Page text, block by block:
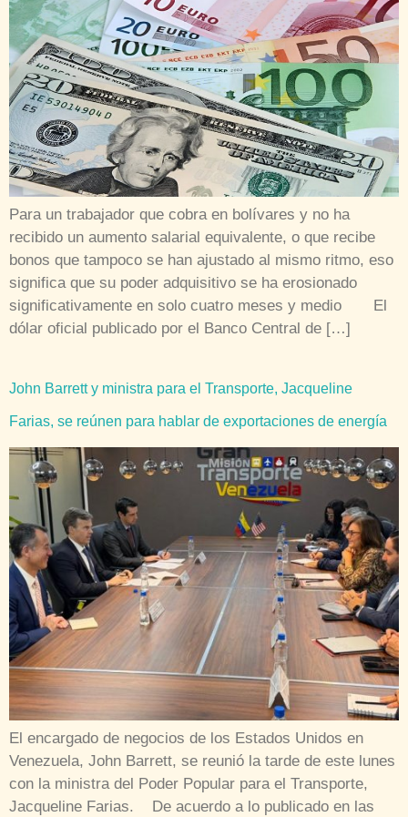
Para un trabajador que cobra en bolívares y no ha
recibido un aumento salarial equivalente, o que recibe
bonos que tampoco se han ajustado al mismo ritmo, eso
significa que su poder adquisitivo se ha erosionado
significativamente en solo cuatro meses y medio El
dólar oficial publicado por el Banco Central de […]
John Barrett y ministra para el Transporte, Jacqueline
Farias, se reúnen para hablar de exportaciones de energía
El encargado de negocios de los Estados Unidos en
Venezuela, John Barrett, se reunió la tarde de este lunes
con la ministra del Poder Popular para el Transporte,
Jacqueline Farias. De acuerdo a lo publicado en las